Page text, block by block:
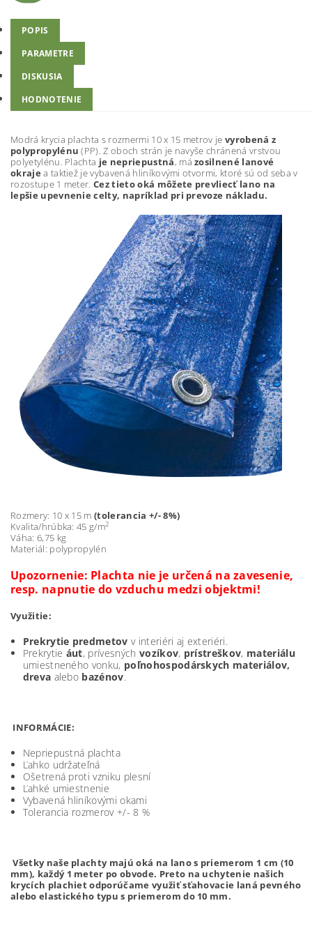
POPIS
PARAMETRE
DISKUSIA
HODNOTENIE
Modrá krycia plachta s rozmermi 10 x 15 metrov je vyrobená z
polypropylénu (PP). Z oboch strán je navyše chránená vrstvou
polyetylénu. Plachta je nepriepustná, mázosilnené lanové
okraje a taktiež je vybavená hliníkovými otvormi, ktoré sú od seba v
rozostupe 1 meter.Cez tieto oká môžete prevliecť lano na
lepšie upevnenie celty, napríklad pri prevoze nákladu.
Rozmery: 10 x 15 m(tolerancia +/- 8%)
Kvalita/hrúbka: 45 g/m2
Váha: 6,75 kg
Materiál: polypropylén
Upozornenie: Plachta nie je určená na zavesenie,
resp. napnutie do vzduchu medzi objektmi!
Využitie:
Prekrytie predmetov v interiéri aj exteriéri.
Prekrytie áut, prívesných vozíkov, prístreškov, materiálu
umiestneného vonku, poľnohospodárskych materiálov,
dreva alebo bazénov.
INFORMÁCIE:
Nepriepustná plachta
Ľahko udržateľná
Ošetrená proti vzniku plesní
Ľahké umiestnenie
Vybavená hliníkovými okami
Tolerancia rozmerov +/- 8 %
Všetky naše plachty majú oká na lano s priemerom 1 cm (10
mm), každý 1 meter po obvode. Preto na uchytenie našich
krycích plachiet odporúčame využiť sťahovacie laná pevného
alebo elastického typu s priemerom do 10 mm.